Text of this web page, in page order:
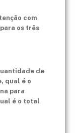
com
os três
de
qual é o
para
é o total